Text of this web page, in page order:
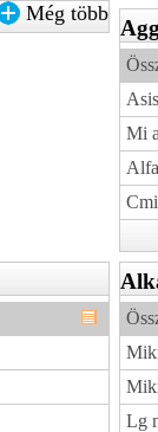
Még több
Mi
Lg